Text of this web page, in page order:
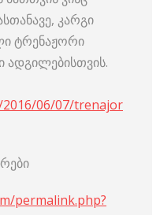
კარგი
ტრენაჟორი
ადგილებისთვის.
06/07/trenajor
permalink.php?